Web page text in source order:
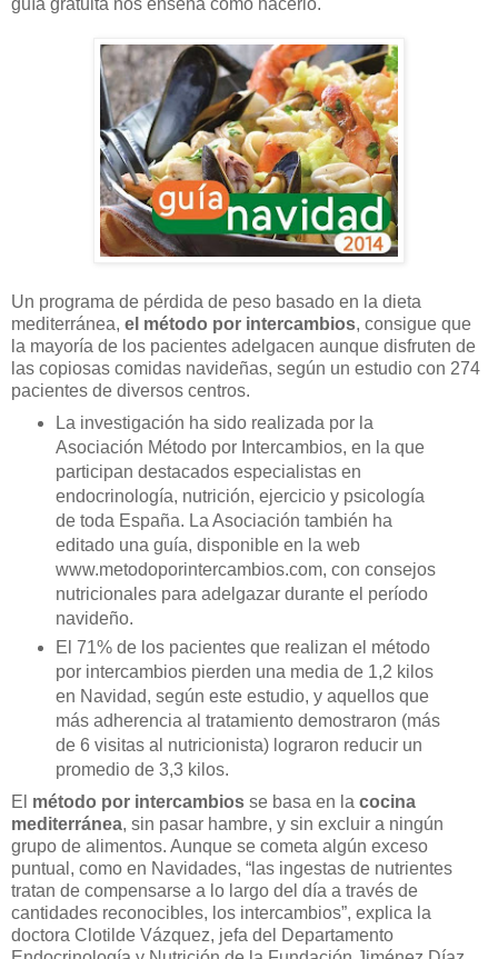
Un programa de pérdida de peso basado en la dieta
mediterránea, el método por intercambios, consigue que
la mayoría de los pacientes adelgacen aunque disfruten de
las copiosas comidas navideñas, según un estudio con 274
pacientes de diversos centros.
La investigación ha sido realizada por la
Asociación Método por Intercambios, en la que
participan destacados especialistas en
endocrinología, nutrición, ejercicio y psicología
de toda España. La Asociación también ha
editado una guía, disponible en la web
www.metodoporintercambios.com, con consejos
nutricionales para adelgazar durante el período
navideño.
El 71% de los pacientes que realizan el método
por intercambios pierden una media de 1,2 kilos
en Navidad, según este estudio, y aquellos que
más adherencia al tratamiento demostraron (más
de 6 visitas al nutricionista) lograron reducir un
promedio de 3,3 kilos.
El método por intercambios se basa en la cocina
mediterránea, sin pasar hambre, y sin excluir a ningún
grupo de alimentos. Aunque se cometa algún exceso
puntual, como en Navidades, “las ingestas de nutrientes
tratan de compensarse a lo largo del día a través de
cantidades reconocibles, los intercambios”, explica la
doctora Clotilde Vázquez, jefa del Departamento